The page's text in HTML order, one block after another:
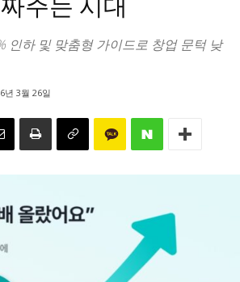
주는 시대
인하 및 맞춤형 가이드로 창업 문턱 낮
년 3월 26일